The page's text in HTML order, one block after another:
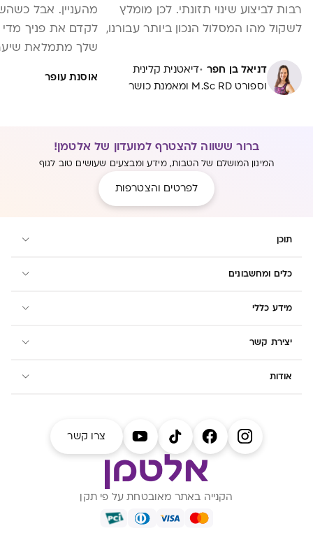
רבות לביצוע שינוי תזונתי. לכן מומלץ
לשקול מהו המסלול הנכון ביותר עבורנו,
שדיאטות המגבילות צריכת פחמימות
יכולות לגרום לירידה במשקל ולשיפור
בשימושם באוכלוסייה, ביניהן הדיאטה
הקטוגנית אשר תופסת תאוצה בשנים
אוכלים? מהן היתרונות הצפויים ומהן
דניאל בן חפר ·דיאטנית קלינית
וספורט M.Sc RD ומאמנת כושר
מהעניין. אבל
לקדם את פניך
שלך מתמלאת
נשירת שיער היא
אוסנת עופר
ברור ששווה להצטרף למועדון של אלטמן!
המינון המושלם של הטבות, מידע ומבצעים שעושים טוב לגוף
לפרטים והצטרפות
תוכן
כלים ומחשבונים
מידע כללי
יצירת קשר
אודות
צרו קשר
הקנייה באתר מאובטחת על פי תקן